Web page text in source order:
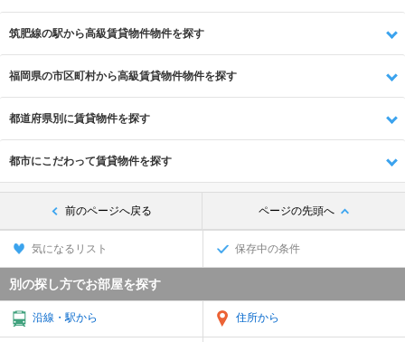
筑肥線の駅から高級賃貸物件物件を探す
福岡県の市区町村から高級賃貸物件物件を探す
都道府県別に賃貸物件を探す
都市にこだわって賃貸物件を探す
前のページへ戻る ページの先頭へ
気になるリスト 保存中の条件
別の探し方でお部屋を探す
沿線・駅から 住所から